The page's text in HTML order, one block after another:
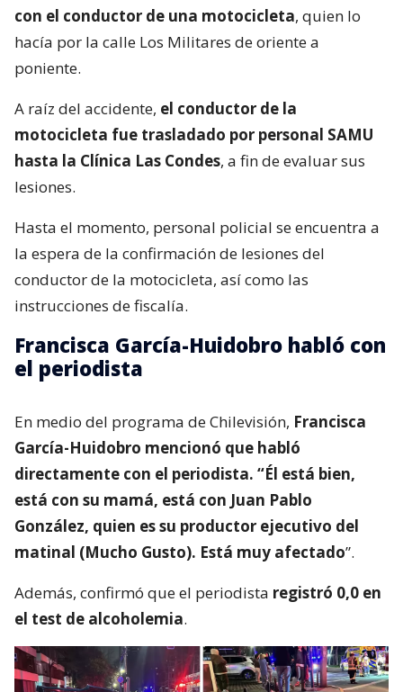
con el conductor de una motocicleta, quien lo
hacía por la calle Los Militares de oriente a
poniente.
A raíz del accidente, el conductor de la
motocicleta fue trasladado por personal SAMU
hasta la Clínica Las Condes, a fin de evaluar sus
lesiones.
Hasta el momento, personal policial se encuentra a
la espera de la confirmación de lesiones del
conductor de la motocicleta, así como las
instrucciones de fiscalía.
Francisca García-Huidobro habló con
el periodista
En medio del programa de Chilevisión, Francisca
García-Huidobro mencionó que habló
directamente con el periodista. “Él está bien,
está con su mamá, está con Juan Pablo
González, quien es su productor ejecutivo del
matinal (Mucho Gusto). Está muy afectado”.
Además, confirmó que el periodista registró 0,0 en
el test de alcoholemia.